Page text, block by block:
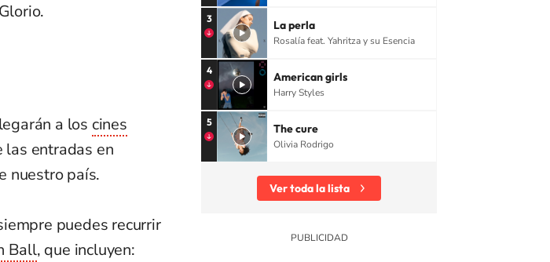
a los cines
las entradas en
nuestro país.
puedes recurrir
Ball, que incluyen:
3 La perla
Rosalía feat. Yahritza y su Esencia
4 American girls
Harry Styles
5 The cure
Olivia Rodrigo
Ver toda la lista